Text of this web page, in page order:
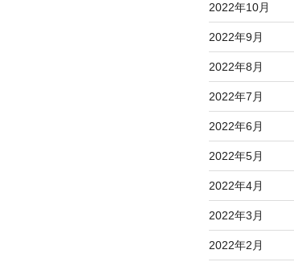
2022年10月
2022年9月
2022年8月
2022年7月
2022年6月
2022年5月
2022年4月
2022年3月
2022年2月